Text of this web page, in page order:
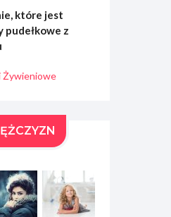
które jest
pudełkowe z
Żywieniowe